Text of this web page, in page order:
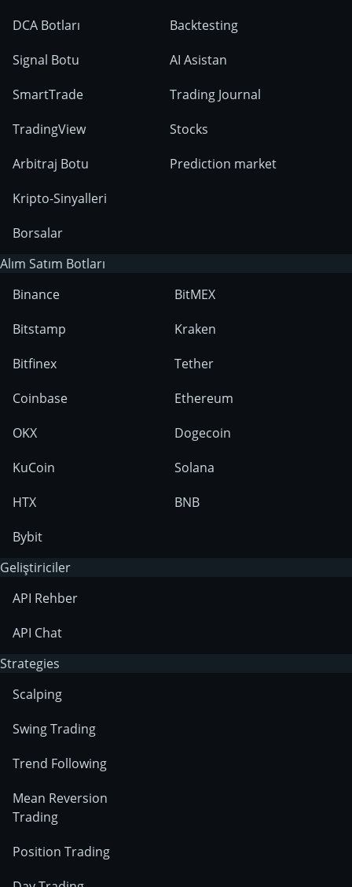
DCA Botları
Signal Botu
SmartTrade
TradingView
Arbitraj Botu
Kripto-Sinyalleri
Borsalar
Backtesting
AI Asistan
Trading Journal
Stocks
Prediction market
Alım Satım Botları
Binance
Bitstamp
Bitfinex
Coinbase
OKX
KuCoin
HTX
Bybit
BitMEX
Kraken
Tether
Ethereum
Dogecoin
Solana
BNB
Geliştiriciler
API Rehber
API Chat
Strategies
Scalping
Swing Trading
Trend Following
Mean Reversion
Trading
Position Trading